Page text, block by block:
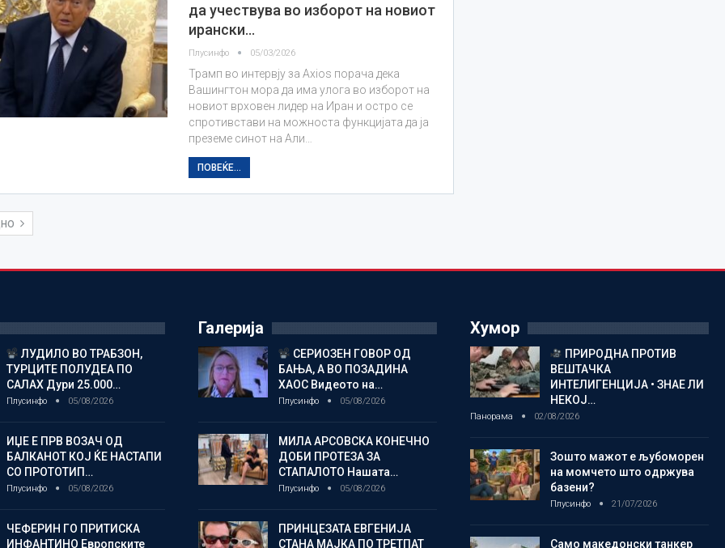
да учествува во изборот на новиот
ирански…
Плусинфо 05/03/2026
Трамп во интервју за Axios порача дека
Вашингтон мора да има улога во изборот на
новиот врховен лидер на Иран и остро се
спротивстави на можноста функцијата да ја
преземе синот на Али…
ПОВЕЌЕ...
ЛУДИЛО ВО ТРАБЗОН,
ТУРЦИТЕ ПОЛУДЕА ПО
САЛАХ Дури 25.000…
Плусинфо 05/08/2026
ИЏЕ Е ПРВ ВОЗАЧ ОД
БАЛКАНОТ КОЈ ЌЕ НАСТАПИ
СО ПРОТОТИП…
Плусинфо 05/08/2026
ЧЕФЕРИН ГО ПРИТИСКА
ИНФАНТИНО Европските
Галерија
СЕРИОЗЕН ГОВОР ОД
БАЊА, А ВО ПОЗАДИНА
ХАОС Видеото на…
Плусинфо 05/08/2026
МИЛА АРСОВСКА КОНЕЧНО
ДОБИ ПРОТЕЗА ЗА
СТАПАЛОТО Нашата…
Плусинфо 05/08/2026
ПРИНЦЕЗАТА ЕВГЕНИЈА
СТАНА МАЈКА ПО ТРЕТПАТ
Хумор
ПРИРОДНА ПРОТИВ
ВЕШТАЧКА
ИНТЕЛИГЕНЦИЈА • ЗНАЕ ЛИ
НЕКОЈ…
Панорама 02/08/2026
Зошто мажот е љубоморен
на момчето што одржува
базени?
Плусинфо 21/07/2026
Само македонски танкер